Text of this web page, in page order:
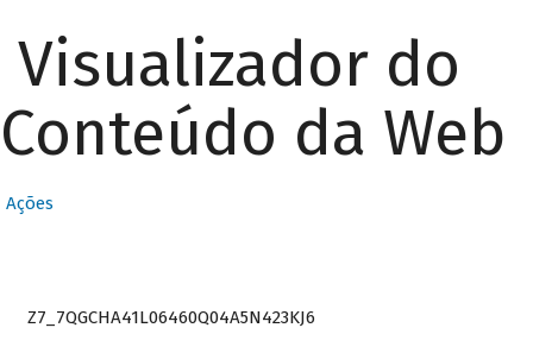
Visualizador do
Conteúdo da Web
Ações
Z7_7QGCHA41L06460Q04A5N423KJ6